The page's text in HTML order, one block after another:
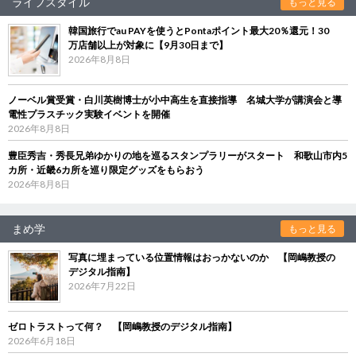
韓国旅行でau PAYを使うとPontaポイント最大20％還元！30
万店舗以上が対象に【9月30日まで】
2026年8月8日
ノーベル賞受賞・白川英樹博士が小中高生を直接指導 名城大学が講演会と導
電性プラスチック実験イベントを開催
2026年8月8日
豊臣秀吉・秀長兄弟ゆかりの地を巡るスタンプラリーがスタート 和歌山市内5
カ所・近畿6カ所を巡り限定グッズをもらおう
2026年8月8日
まめ学 もっと見る
写真に埋まっている位置情報はおっかないのか 【岡嶋教授の
デジタル指南】
2026年7月22日
ゼロトラストって何？ 【岡嶋教授のデジタル指南】
2026年6月18日